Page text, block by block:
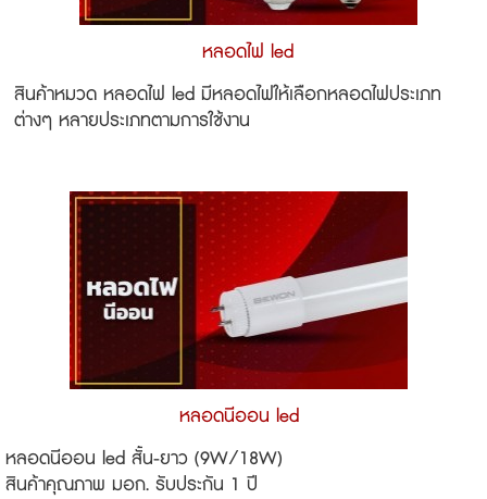
หลอดไฟ led
สินค้าหมวด หลอดไฟ led มีหลอดไฟให้เลือกหลอดไฟประเภท
ต่างๆ หลายประเภทตามการใช้งาน
หลอดนีออน led
หลอดนีออน led สั้น-ยาว (9W/18W)
สินค้าคุณภาพ มอก. รับประกัน 1 ปี